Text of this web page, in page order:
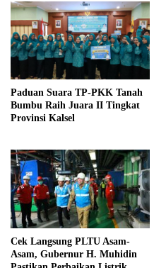
Paduan Suara TP-PKK Tanah
Bumbu Raih Juara II Tingkat
Provinsi Kalsel
Cek Langsung PLTU Asam-
Asam, Gubernur H. Muhidin